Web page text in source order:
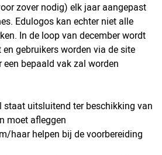
zover nodig) elk jaar aangepast
Edulogos kan echter niet alle
In de loop van december wordt
gebruikers worden via de site
bepaald vak zal worden
staat uitsluitend ter beschikking van
moet afleggen
haar helpen bij de voorbereiding